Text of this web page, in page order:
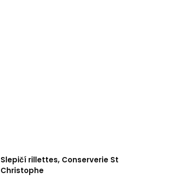
Slepičí rillettes, Conserverie St
Christophe